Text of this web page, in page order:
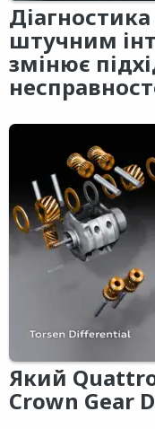
штучним
змінює
Який
Crown Gear